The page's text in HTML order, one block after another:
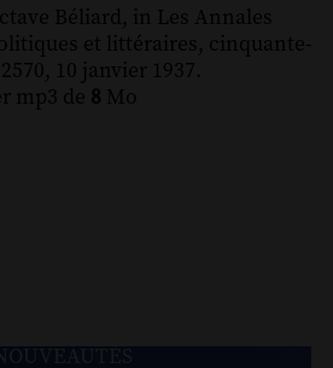
Béliard, in Les Annales
et littéraires, cinquante-
10 janvier 1937.
mp3 de 8 Mo